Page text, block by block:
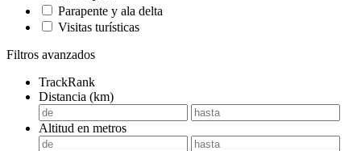
Parapente y ala delta
Visitas turísticas
Filtros avanzados
TrackRank
Distancia (km)
Altitud en metros